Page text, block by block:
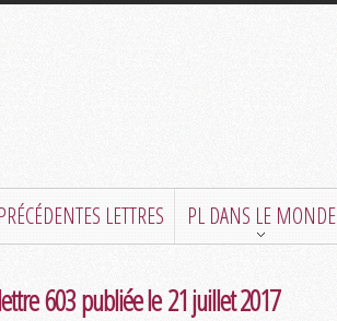
LETTRES PL DANS LE MONDE
603 publiée le 21 juillet 2017